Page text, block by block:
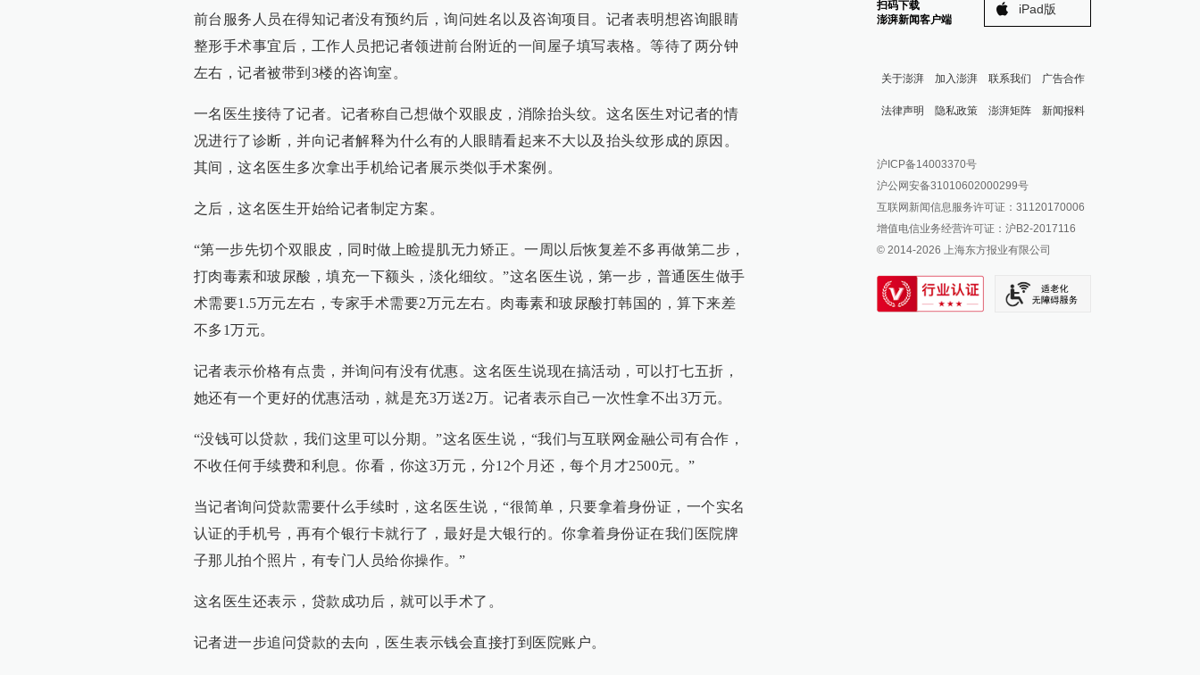
前台服务人员在得知记者没有预约后，询问姓名以及咨询项目。记者表明想咨询眼睛
整形手术事宜后，工作人员把记者领进前台附近的一间屋子填写表格。等待了两分钟
左右，记者被带到3楼的咨询室。
一名医生接待了记者。记者称自己想做个双眼皮，消除抬头纹。这名医生对记者的情
况进行了诊断，并向记者解释为什么有的人眼睛看起来不大以及抬头纹形成的原因。
其间，这名医生多次拿出手机给记者展示类似手术案例。
之后，这名医生开始给记者制定方案。
“第一步先切个双眼皮，同时做上睑提肌无力矫正。一周以后恢复差不多再做第二步，
打肉毒素和玻尿酸，填充一下额头，淡化细纹。”这名医生说，第一步，普通医生做手
术需要1.5万元左右，专家手术需要2万元左右。肉毒素和玻尿酸打韩国的，算下来差
不多1万元。
记者表示价格有点贵，并询问有没有优惠。这名医生说现在搞活动，可以打七五折，
她还有一个更好的优惠活动，就是充3万送2万。记者表示自己一次性拿不出3万元。
“没钱可以贷款，我们这里可以分期。”这名医生说，“我们与互联网金融公司有合作，
不收任何手续费和利息。你看，你这3万元，分12个月还，每个月才2500元。”
当记者询问贷款需要什么手续时，这名医生说，“很简单，只要拿着身份证，一个实名
认证的手机号，再有个银行卡就行了，最好是大银行的。你拿着身份证在我们医院牌
子那儿拍个照片，有专门人员给你操作。”
这名医生还表示，贷款成功后，就可以手术了。
记者进一步追问贷款的去向，医生表示钱会直接打到医院账户。
扫码下载
澎湃新闻客户端
iPad版
关于澎湃 加入澎湃 联系我们 广告合作
法律声明 隐私政策 澎湃矩阵
澎湃新闻公众号
澎湃新闻抖音号
派生万物开放平台
IP SHANGHAI
SIXTH TONE
新闻报料
报料邮箱: news@thepaper.cn
沪ICP备14003370号
沪公网安备31010602000299号
互联网新闻信息服务许可证：31120170006
增值电信业务经营许可证：沪B2-2017116
© 2014-2026 上海东方报业有限公司